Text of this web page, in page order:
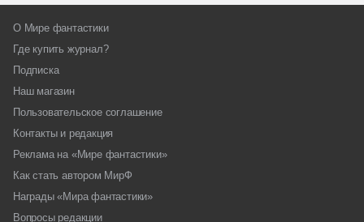
О Мире фантастики
Где купить журнал?
Подписка
Наш магазин
Пользовательское соглашение
Контакты и редакция
Реклама на «Мире фантастики»
Как стать автором МирФ
Награды «Мира фантастики»
Вопросы редакции